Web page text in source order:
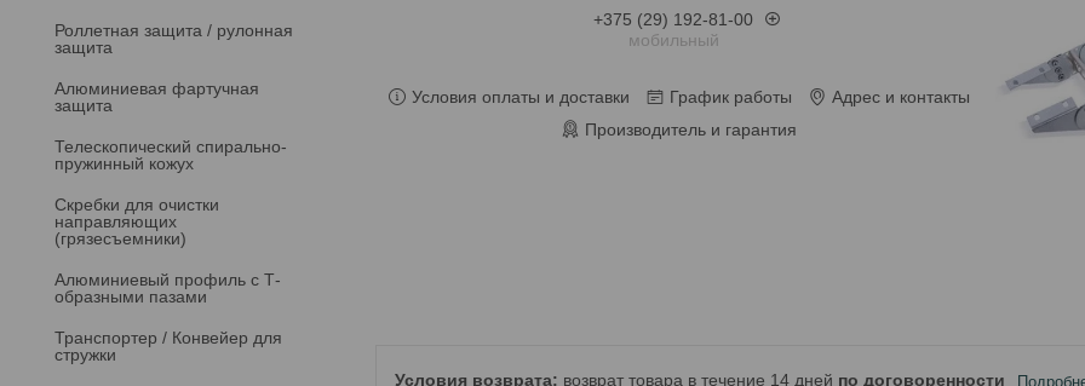
Роллетная защита / рулонная
защита
Алюминиевая фартучная
защита
Телескопический спирально-
пружинный кожух
Скребки для очистки
направляющих
(грязесъемники)
Алюминиевый профиль с Т-
образными пазами
Транспортер / Конвейер для
стружки
+375 (29) 192-81-00
мобильный
Условия оплаты и доставки График работы
Адрес и контакты
Производитель и гарантия
возврат товара в течение 14 дней по договоренности